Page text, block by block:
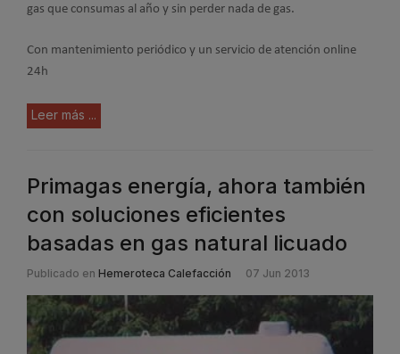
gas que consumas al año y sin perder nada de gas.
Con mantenimiento periódico y un servicio de atención online
24h
Leer más ...
Primagas energía, ahora también
con soluciones eficientes
basadas en gas natural licuado
Publicado en Hemeroteca Calefacción 07 Jun 2013